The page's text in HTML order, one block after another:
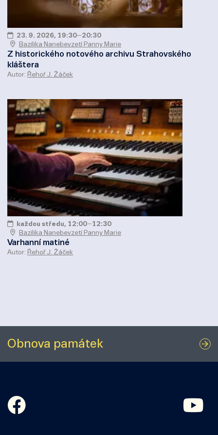
23. 9. 2026, 19:30–20:30
Bazilika Nanebevzetí Panny Marie
Z historického notového archivu Strahovského
kláštera
Autor: Řehoř J. Žáček
každou středu, 12:00–12:30
Bazilika Nanebevzetí Panny Marie
Varhanní matiné
Autor: Řehoř J. Žáček
Obnova památek